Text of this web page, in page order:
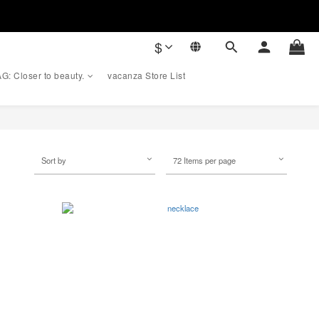
$
Closer to beauty. vacanza Store List
Sort by 72 Items per page